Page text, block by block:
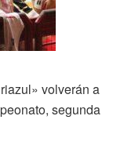
volverán a
segunda